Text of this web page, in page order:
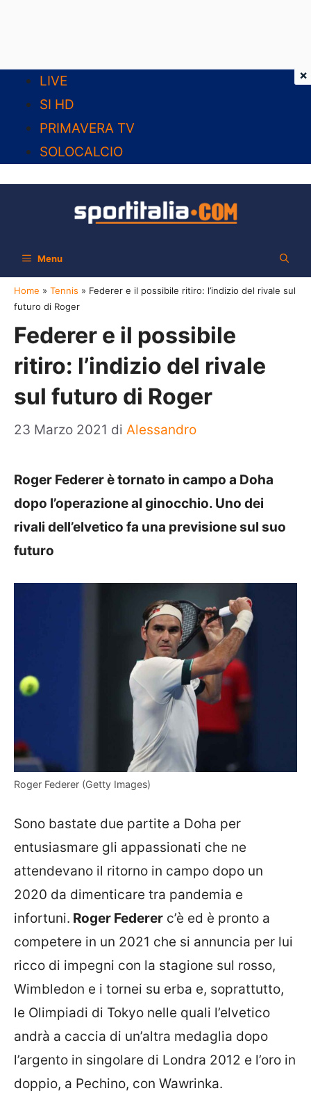
contenuto
LIVE
SI HD
PRIMAVERA TV
SOLOCALCIO
Menu
Home » Tennis » Federer e il possibile ritiro: l’indizio del rivale sul
futuro di Roger
Federer e il possibile
ritiro: l’indizio del rivale
sul futuro di Roger
23 Marzo 2021 di Alessandro
Roger Federer è tornato in campo a Doha
dopo l’operazione al ginocchio. Uno dei
rivali dell’elvetico fa una previsione sul suo
futuro
Roger Federer (Getty Images)
Sono bastate due partite a Doha per
entusiasmare gli appassionati che ne
attendevano il ritorno in campo dopo un
2020 da dimenticare tra pandemia e
infortuni. Roger Federer c’è ed è pronto a
competere in un 2021 che si annuncia per lui
ricco di impegni con la stagione sul rosso,
Wimbledon e i tornei su erba e, soprattutto,
le Olimpiadi di Tokyo nelle quali l’elvetico
andrà a caccia di un’altra medaglia dopo
l’argento in singolare di Londra 2012 e l’oro in
doppio, a Pechino, con Wawrinka.
×